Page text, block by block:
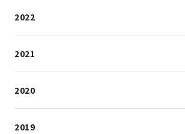
2022
2021
2020
2019